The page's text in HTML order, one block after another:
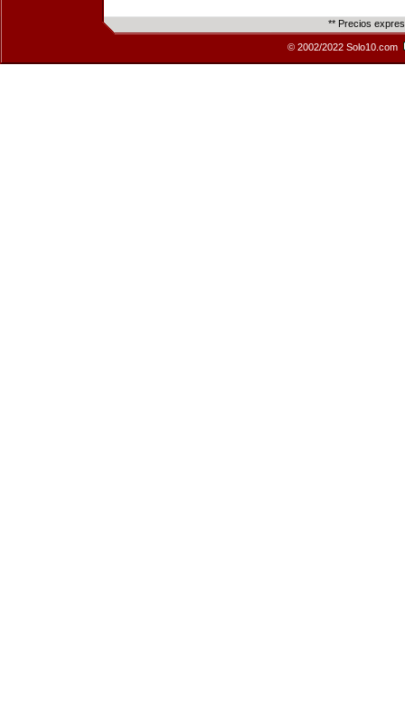
** Precios
© 2002/2022 Solo10.com